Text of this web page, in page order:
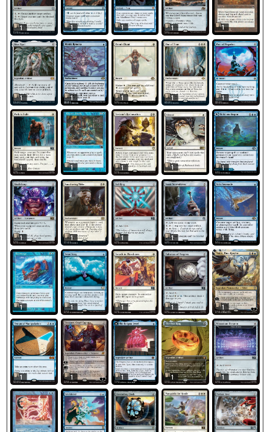
1 1 1 1 1
1 1 1 1 1
1 1 1 1 1
1 1 1 1 1
1 1 1 1 1
1 1 1 1 1